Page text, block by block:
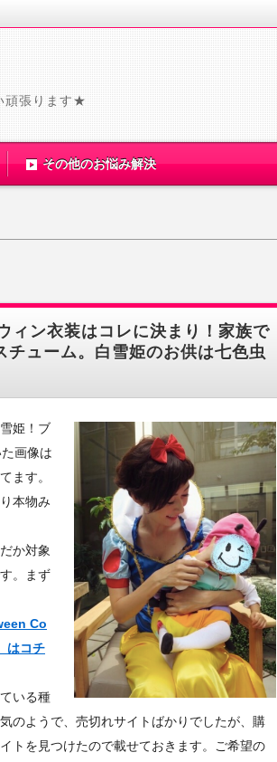
頑張ります★
その他のお悩み解決
ィン衣装はコレに決まり！家族で
ューム。白雪姫のお供は七色虫
姫！ブ
画像は
ます。
本物み
か対象
。まず
Co
はコチ
いる種
のようで、売切れサイトばかりでしたが、購
トを見つけたので載せておきます。ご希望の